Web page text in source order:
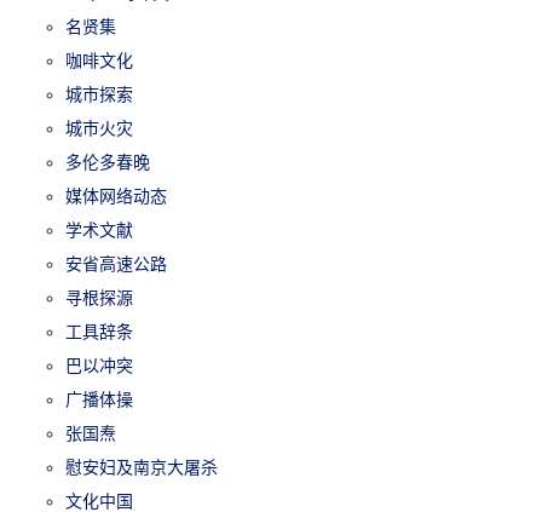
名贤集
咖啡文化
城市探索
城市火灾
多伦多春晚
媒体网络动态
学术文献
安省高速公路
寻根探源
工具辞条
巴以冲突
广播体操
张国焘
慰安妇及南京大屠杀
文化中国